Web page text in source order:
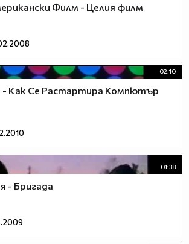
Филм - Целия филм
02:10
- Как Се Растартира Компютър
01:38
- Бригада